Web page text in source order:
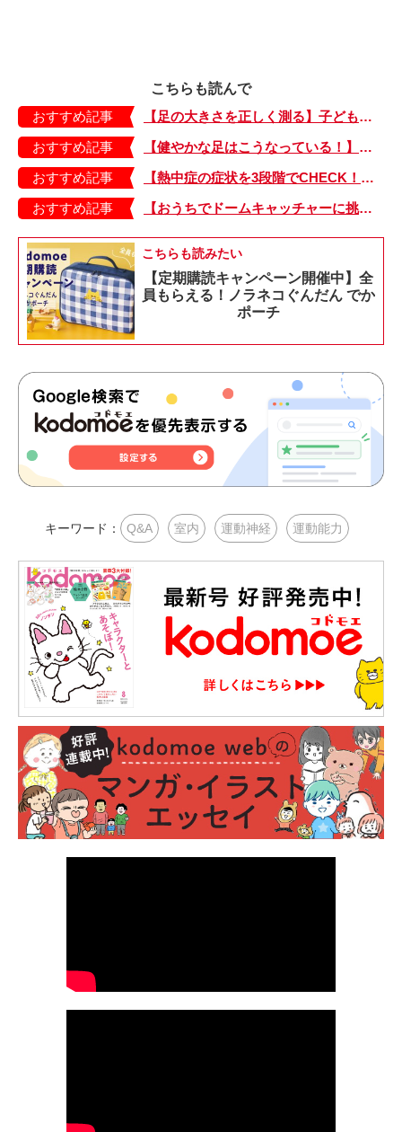
こちらも読んで
おすすめ記事
【足の大きさを正しく測る】子どもの靴の最適サイズは？ 月に1回は測り直そう！
おすすめ記事
【健やかな足はこうなっている！】「疲れた！ 抱っこ！」は靴のせい？ 子どもの足を育てる「足育」を今日からさっそく始めましょう！
おすすめ記事
【熱中症の症状を3段階でCHECK！】症状が軽い順にⅠ～Ⅲ度に分類。この症状が出ていたら、医療機関に連絡を！
おすすめ記事
【おうちでドームキャッチャーに挑戦だ】アンパンマン わくわくドームキャッチャー
こちらも読みたい
【定期購読キャンペーン開催中】全
員もらえる！ノラネコぐんだん でか
ポーチ
キーワード： Q&A 室内 運動神経 運動能力